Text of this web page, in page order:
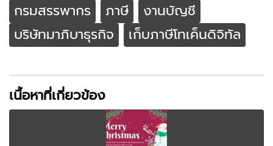
กรมสรรพากร
ภาษี
งานบัญชี
บริษัทมาภิบาธุรกิจ
เก็บภาษีโทเค็นดิจิทัล
เนื้อหาที่เกี่ยวข้อง